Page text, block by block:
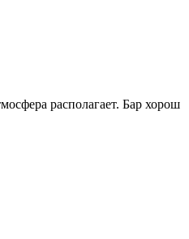
располагает. Бар хорош